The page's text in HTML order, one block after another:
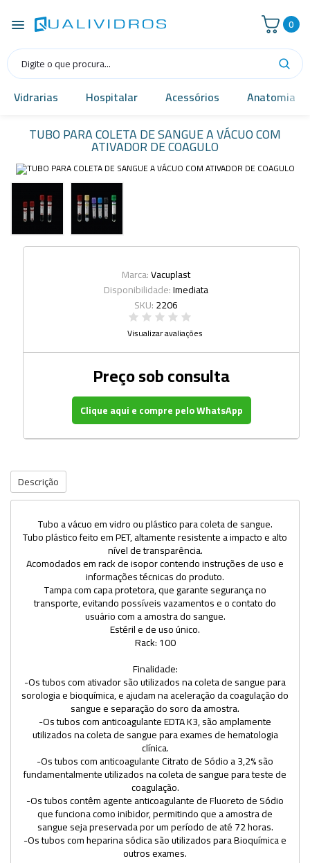
0
Vidrarias Hospitalar Acessórios Anatomia
TUBO PARA COLETA DE SANGUE A VÁCUO COM
ATIVADOR DE COAGULO
Marca:Vacuplast
Disponibilidade:Imediata
SKU:2206
Visualizar avaliações
Preço sob consulta
Clique aqui e compre pelo WhatsApp
Descrição
Tubo a vácuo em vidro ou plástico para coleta de sangue.
Tubo plástico feito em PET, altamente resistente a impacto e alto
nível de transparência.
Acomodados em rack de isopor contendo instruções de uso e
informações técnicas do produto.
Tampa com capa protetora, que garante segurança no
transporte, evitando possíveis vazamentos e o contato do
usuário com a amostra do sangue.
Estéril e de uso único.
Rack: 100
Finalidade:
-Os tubos com ativador são utilizados na coleta de sangue para
sorologia e bioquímica, e ajudam na aceleração da coagulação do
sangue e separação do soro da amostra.
-Os tubos com anticoagulante EDTA K3, são amplamente
utilizados na coleta de sangue para exames de hematologia
clínica.
-Os tubos com anticoagulante Citrato de Sódio a 3,2% são
fundamentalmente utilizados na coleta de sangue para teste de
coagulação.
-Os tubos contêm agente anticoagulante de Fluoreto de Sódio
que funciona como inibidor, permitindo que a amostra de
sangue seja preservada por um período de até 72 horas.
-Os tubos com heparina sódica são utilizados para Bioquímica e
outros exames.